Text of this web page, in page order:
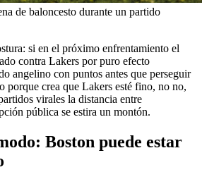
de baloncesto durante un partido
si en el próximo enfrentamiento el
contra Lakers por puro efecto
angelino con puntos antes que perseguir
porque crea que Lakers esté fino, no no,
virales la distancia entre
pública se estira un montón.
Boston puede estar